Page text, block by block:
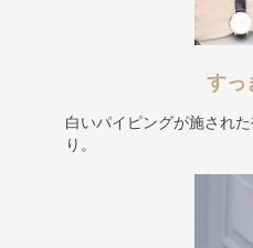
すっ
白いパイピングが施され
り。